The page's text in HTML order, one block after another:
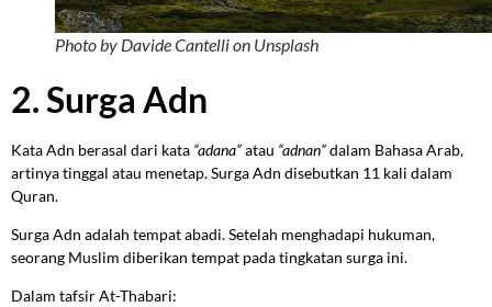
Photo by Davide Cantelli on Unsplash
2. Surga Adn
Kata Adn berasal dari kata “adana”atau “adnan”dalam Bahasa Arab,
artinya tinggal atau menetap. Surga Adn disebutkan 11 kali dalam
Quran.
Surga Adn adalah tempat abadi. Setelah menghadapi hukuman,
seorang Muslim diberikan tempat pada tingkatan surga ini.
Dalam tafsir At-Thabari: